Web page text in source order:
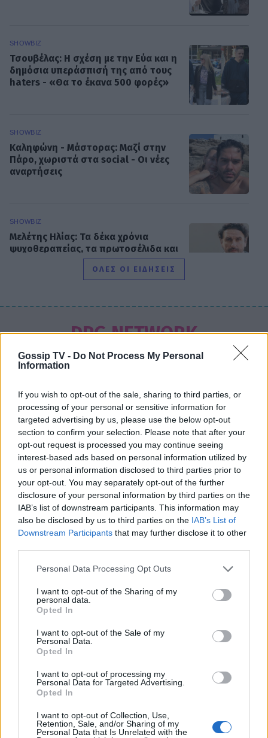
Gossip TV - Do Not Process My Personal
Information
If you wish to opt-out of the sale, sharing to third parties, or
processing of your personal or sensitive information for
targeted advertising by us, please use the below opt-out
section to confirm your selection. Please note that after your
opt-out request is processed you may continue seeing
interest-based ads based on personal information utilized by
us or personal information disclosed to third parties prior to
your opt-out. You may separately opt-out of the further
disclosure of your personal information by third parties on the
IAB’s list of downstream participants. This information may
also be disclosed by us to third parties on the IAB’s List of
Downstream Participants that may further disclose it to other
Personal Data Processing Opt Outs
I want to opt-out of the Sharing of my
personal data.
Opted In
I want to opt-out of the Sale of my
Personal Data.
Opted In
I want to opt-out of processing my
Personal Data for Targeted Advertising.
Opted In
I want to opt-out of Collection, Use,
Retention, Sale, and/or Sharing of my
Personal Data that Is Unrelated with the
SHOWBIZ
Τσουβέλας: Η σχέση με την Εύα και η
δημόσια υπεράσπισή της από τους
haters - «Θα το έκανα 500 φορές»
SHOWBIZ
Καληφώνη - Μάστορας: Μαζί στην
Πάρο, χωριστά στα social - Οι νέες
αναρτήσεις
SHOWBIZ
Μελέτης Ηλίας: Τα δέκα χρόνια
ψυχοθεραπείας, τα πρωτοσέλιδα και
ο «τέλειος» γάμος
Σας μοιάζει η Σμαράγδα Καρύδη για
έχει η τούρτα της σήμερα!
SHOWBIZ
Καλομοίρα: «Όταν κάνω δίαιτα, το
πρώτο πράγμα που κάνω...» - Δες
αναλυτικά τη συνταγή που
μοιράστηκε
MEDIA
Κανακαρά: Τι σημαίνει ο τίτλος της
νέας σειράς του Mega - Το ιδιαίτερο
έθιμο της Καρπάθου
Λυδία Κονιόρδου: «Δεν νιώθω ότι
έχω κάνει κάποια καριέρα»
Για Σένα spoiler: Στους πέντε
δρόμους η Αλίκη - Της γυρίζουν όλοι
ΟΛΕΣ ΟΙ ΕΙΔΗΣΕΙΣ
DPG NETWORK
Τραγωδία στην Πάρο: Ο μπάρμαν του beach bar
βούτηξε για να σώσει τον 4χρονο που πνίγηκε στην
πισίνα